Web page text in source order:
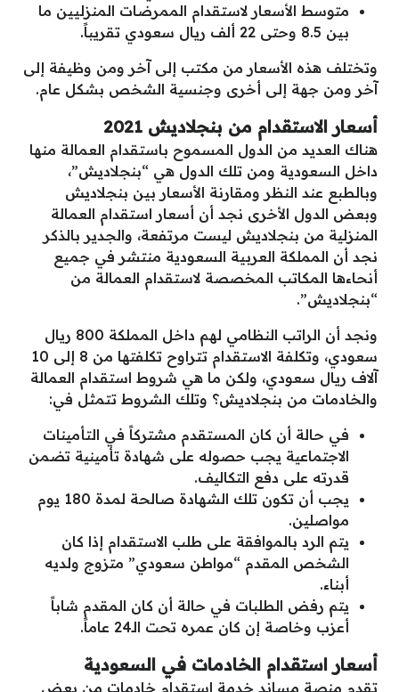
متوسط الأسعار لاستقدام الممرضات المنزليين ما
بين 8.5 وحتى 22 ألف ريال سعودي تقريباً.
وتختلف هذه الأسعار من مكتب إلى آخر ومن وظيفة إلى
آخر ومن جهة إلى أخرى وجنسية الشخص بشكل عام.
أسعار الاستقدام من بنجلاديش 2021
هناك العديد من الدول المسموح باستقدام العمالة منها
داخل السعودية ومن تلك الدول هي “بنجلاديش”،
وبالطبع عند النظر ومقارنة الأسعار بين بنجلاديش
وبعض الدول الأخرى نجد أن أسعار استقدام العمالة
المنزلية من بنجلاديش ليست مرتفعة، والجدير بالذكر
نجد أن المملكة العربية السعودية منتشر في جميع
أنحاءها المكاتب المخصصة لاستقدام العمالة من
“بنجلاديش”.
ونجد أن الراتب النظامي لهم داخل المملكة 800 ريال
سعودي، وتكلفة الاستقدام تتراوح تكلفتها من 8 إلى 10
آلاف ريال سعودي، ولكن ما هي شروط استقدام العمالة
والخادمات من بنجلاديش؟ وتلك الشروط تتمثل في:
في حالة أن كان المستقدم مشتركاً في التأمينات
الاجتماعية يجب حصوله على شهادة تأمينية تضمن
قدرته على دفع التكاليف.
يجب أن تكون تلك الشهادة صالحة لمدة 180 يوم
مواصلين.
يتم الرد بالموافقة على طلب الاستقدام إذا كان
الشخص المقدم “مواطن سعودي” متزوج ولديه
أبناء.
يتم رفض الطلبات في حالة أن كان المقدم شاباً
أعزب وخاصة إن كان عمره تحت الـ24 عاماً.
أسعار استقدام الخادمات في السعودية
تقدم منصة مساند خدمة استقدام خادمات من بعض